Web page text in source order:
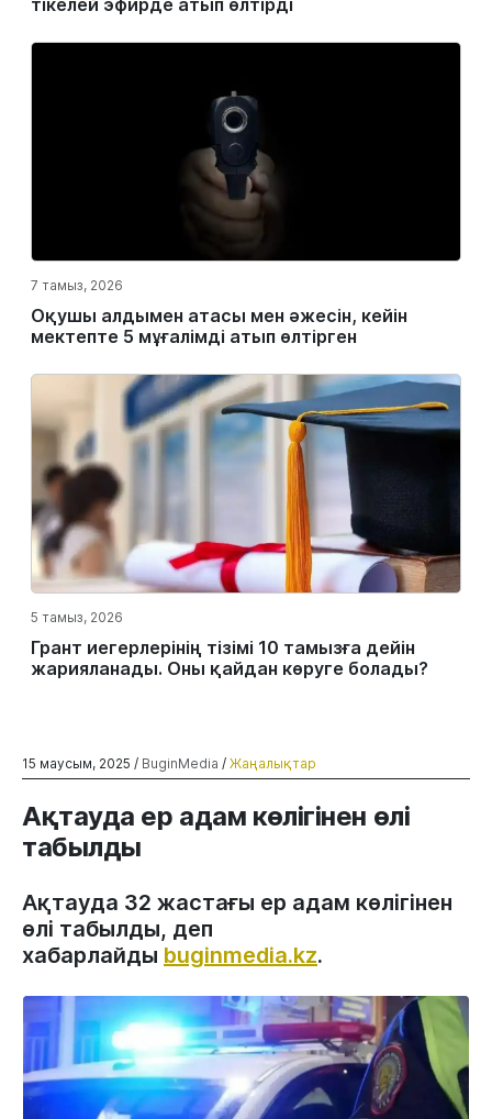
тікелей эфирде атып өлтірді
7 тамыз, 2026
Оқушы алдымен атасы мен әжесін, кейін
мектепте 5 мұғалімді атып өлтірген
5 тамыз, 2026
Грант иегерлерінің тізімі 10 тамызға дейін
жарияланады. Оны қайдан көруге болады?
15 маусым, 2025 / BuginMedia / Жаңалықтар
Ақтауда ер адам көлігінен өлі
табылды
Ақтауда 32 жастағы ер адам көлігінен
өлі табылды, деп
хабарлайды buginmedia.kz.